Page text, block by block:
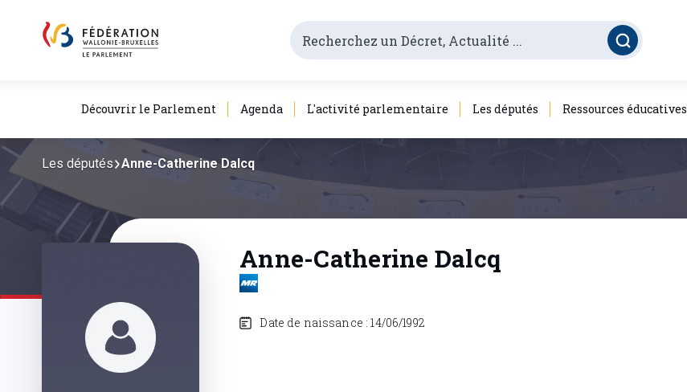
Découvrir le Parlement Agenda L'activité parlementaire Les députés Ressources éducatives
Les députés Anne-Catherine Dalcq
Anne-Catherine Dalcq
Date de naissance : 14/06/1992